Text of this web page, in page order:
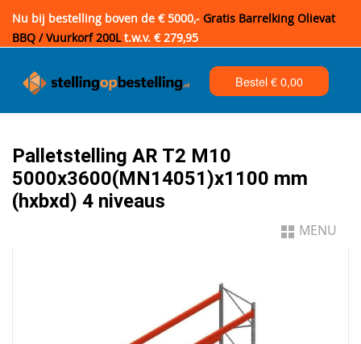
Nu bij bestelling boven de € 5000,- Gratis Barrelking Olievat
BBQ / Vuurkorf 200Lt.w.v. € 279,95
Bestel €0,00
Palletstelling AR T2 M10
5000x3600(MN14051)x1100 mm
(hxbxd) 4 niveaus
MENU